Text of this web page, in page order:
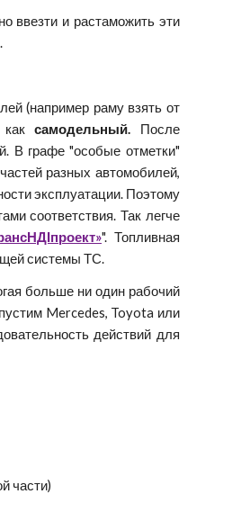
ввезти и растаможить эти
(например раму взять от
самодельный. После
В графе "особые отметки"
разных автомобилей,
эксплуатации. Поэтому
соответствия. Так легче
". Топливная
системы ТС.
больше ни один рабочий
Mercedes, Toyota или
действий для
части)